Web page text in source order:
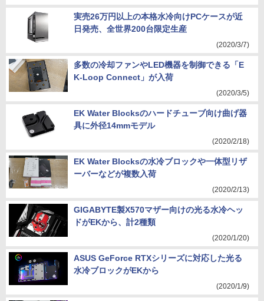
実売26万円以上の本格水冷向けPCケースが近
日発売、全世界200台限定生産
(2020/3/7)
多数の冷却ファンやLED機器を制御できる「E
K-Loop Connect」が入荷
(2020/3/5)
EK Water Blocksのハードチューブ向け曲げ器
具に外径14mmモデル
(2020/2/18)
EK Water Blocksの水冷ブロックや一体型リザ
ーバーなどが複数入荷
(2020/2/13)
GIGABYTE製X570マザー向けの光る水冷ヘッ
ドがEKから、計2種類
(2020/1/20)
ASUS GeForce RTXシリーズに対応した光る
水冷ブロックがEKから
(2020/1/9)